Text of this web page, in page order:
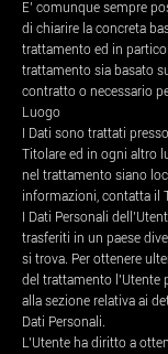
E’ comunque sempre
di chiarire la concreta
trattamento ed in
trattamento sia basato
contratto o necessario
Luogo
I Dati sono trattati
Titolare ed in ogni altro
nel trattamento siano
informazioni, contatta il
I Dati Personali
trasferiti in un paese
si trova. Per ottenere
del trattamento l’Utente
alla sezione relativa ai
Dati Personali.
L’Utente ha diritto a